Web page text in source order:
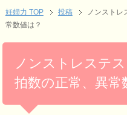
妊婦力 TOP 投稿
ノンスト
常数値は？
ノンストレステ
拍数の正常、異常